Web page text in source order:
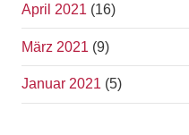
April 2021 (16)
März 2021 (9)
Januar 2021 (5)